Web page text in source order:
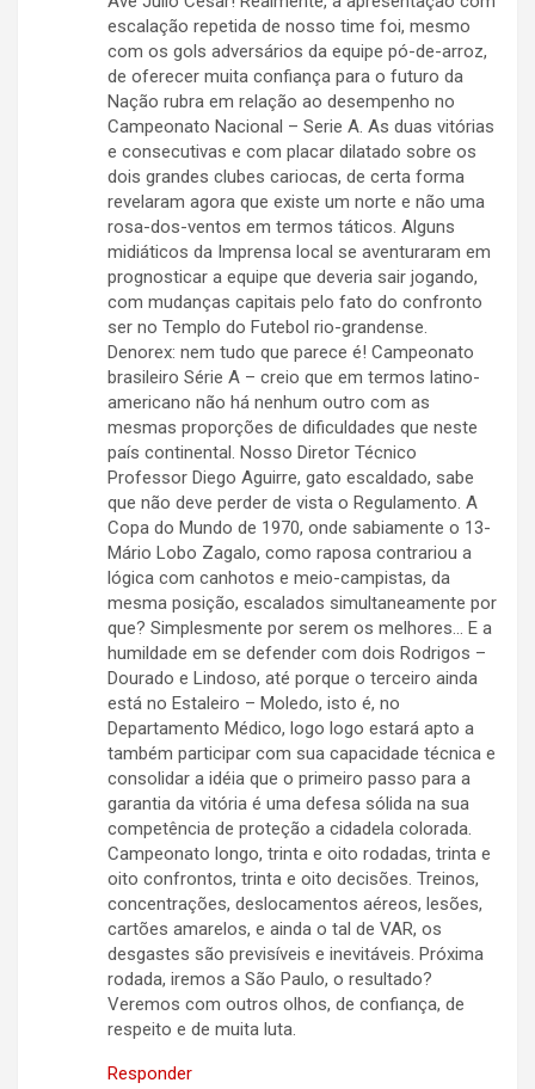
escalação repetida de nosso time foi, mesmo
com os gols adversários da equipe pó-de-arroz,
de oferecer muita confiança para o futuro da
Nação rubra em relação ao desempenho no
Campeonato Nacional – Serie A. As duas vitórias
e consecutivas e com placar dilatado sobre os
dois grandes clubes cariocas, de certa forma
revelaram agora que existe um norte e não uma
rosa-dos-ventos em termos táticos. Alguns
midiáticos da Imprensa local se aventuraram em
prognosticar a equipe que deveria sair jogando,
com mudanças capitais pelo fato do confronto
ser no Templo do Futebol rio-grandense.
Denorex: nem tudo que parece é! Campeonato
brasileiro Série A – creio que em termos latino-
americano não há nenhum outro com as
mesmas proporções de dificuldades que neste
país continental. Nosso Diretor Técnico
Professor Diego Aguirre, gato escaldado, sabe
que não deve perder de vista o Regulamento. A
Copa do Mundo de 1970, onde sabiamente o 13-
Mário Lobo Zagalo, como raposa contrariou a
lógica com canhotos e meio-campistas, da
mesma posição, escalados simultaneamente por
que? Simplesmente por serem os melhores… E a
humildade em se defender com dois Rodrigos –
Dourado e Lindoso, até porque o terceiro ainda
está no Estaleiro – Moledo, isto é, no
Departamento Médico, logo logo estará apto a
também participar com sua capacidade técnica e
consolidar a idéia que o primeiro passo para a
garantia da vitória é uma defesa sólida na sua
competência de proteção a cidadela colorada.
Campeonato longo, trinta e oito rodadas, trinta e
oito confrontos, trinta e oito decisões. Treinos,
concentrações, deslocamentos aéreos, lesões,
cartões amarelos, e ainda o tal de VAR, os
desgastes são previsíveis e inevitáveis. Próxima
rodada, iremos a São Paulo, o resultado?
Veremos com outros olhos, de confiança, de
respeito e de muita luta.
Responder